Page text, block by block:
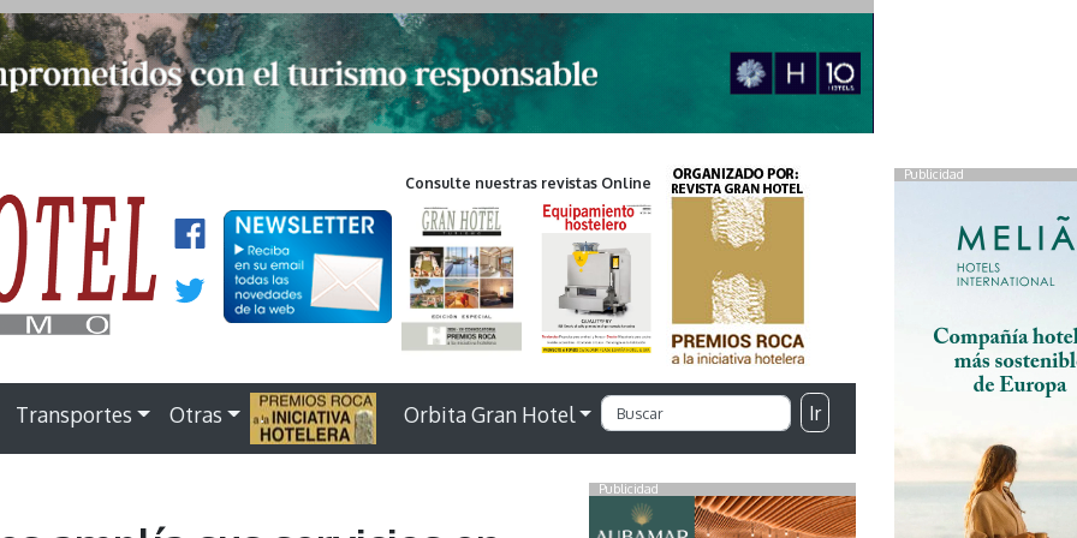
Publicidad
Consulte nuestras revistas Online
Transportes Otras . Orbita Gran Hotel Ir
Publicidad